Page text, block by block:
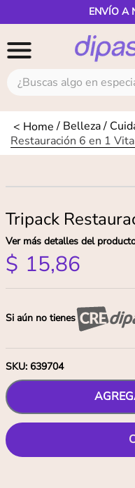
ENVÍO A
¿Buscas algo en especial?
Belleza
Restauración 6 en 1
Tripack
Ver más detalles del
$ 15,86
Si aún no tienes
SKU: 639704